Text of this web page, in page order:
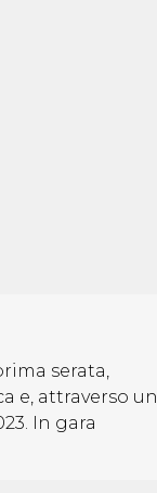
serata,
e, attraverso un
In gara